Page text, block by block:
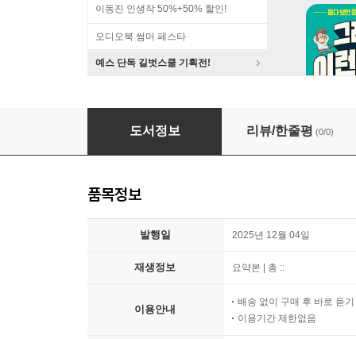
이동진 인생작 50%+50% 할인!
오디오북 썸머 페스타
예스 단독 길벗스쿨 기획전!
삶의 방향을 묻는 과학자의 문장들
도서정보 리뷰/한줄평 (0/0)
품목정보
발행일 2025년 12월 04일
재생정보 요약본 | 총 ::
이용안내
배송 없이 구매 후 바로 듣기
이용기간 제한없음